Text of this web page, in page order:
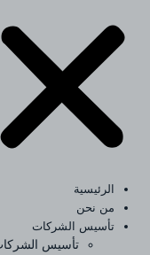
الرئيسية
من نحن
تأسيس الشركات
تأسيس الشركات